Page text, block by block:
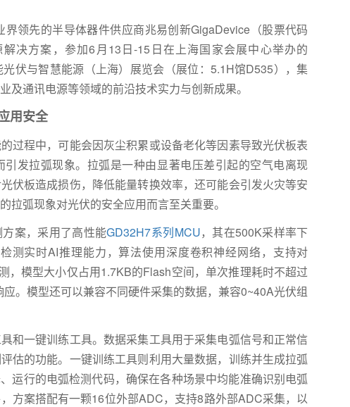
领先的半导体器件供应商兆易创新GigaDevice（股票代码
决方案，参加6月13日-15日在上海国家会展中心举办的
伏与智慧能源（上海）展览会（展位：5.1H馆D535），集
及通讯电源等领域的前沿技术实力与创新成果。
用安全
过程中，可能会因灰尘积累或设备老化等因素导致光伏板表
发拉弧现象。拉弧是一种由显著电压差引起的空气电离现
伏板造成损伤，降低能量转换效率，还可能会引发火灾等安
拉弧现象对光伏的安全应用而言至关重要。
案，采用了高性能GD32H7系列MCU，其在500K采样率下
测实时AI推理能力，算法使用深度卷积神经网络，支持对
，模型大小仅占用1.7KB的Flash空间，单次推理耗时不超过
。模型还可以兼容不同硬件采集的数据，兼容0~40A光伏组
和一键训练工具。数据采集工具用于采集电弧信号和正常信
估的功能。一键训练工具则利用大量数据，训练并生成拉弧
运行的电弧检测代码，确保在各种场景中均能准确识别电弧
方案搭配有一颗16位外部ADC，支持8路外部ADC采集，以